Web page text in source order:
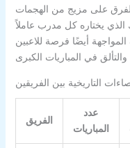
الفرق على مزيج من الهجمات
الذي يختاره كل مدرب عاملاً
أيضًا فرصة للاعبين
التاريخية بين الفريقين
الفريق
عدد
المباريات